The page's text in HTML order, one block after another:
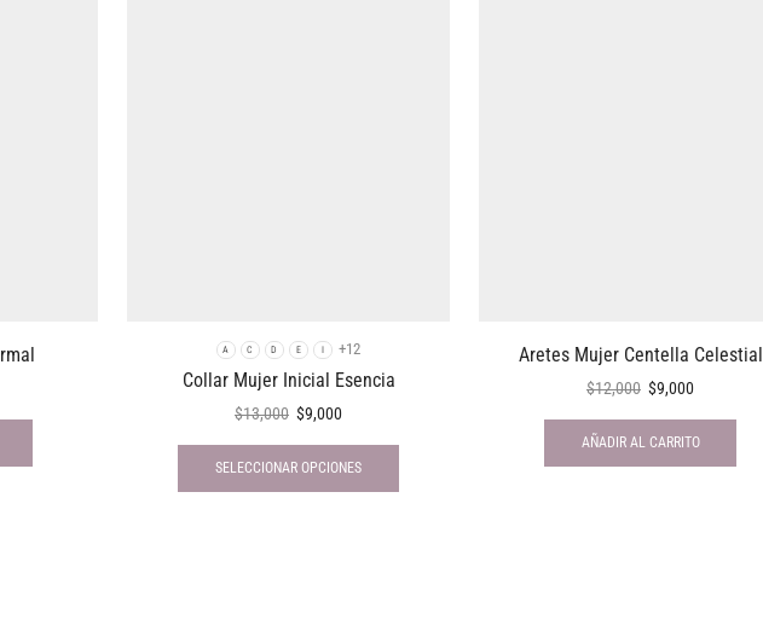
A C D E I +12
Collar Mujer Inicial Esencia
$13,000 $9,000
SELECCIONAR OPCIONES
Aretes Mujer Centella Celestial
$12,000 $9,000
AÑADIR AL CARRITO